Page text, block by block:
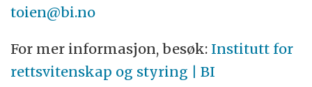
toien@bi.no
For mer informasjon, besøk: Institutt for
rettsvitenskap og styring | BI